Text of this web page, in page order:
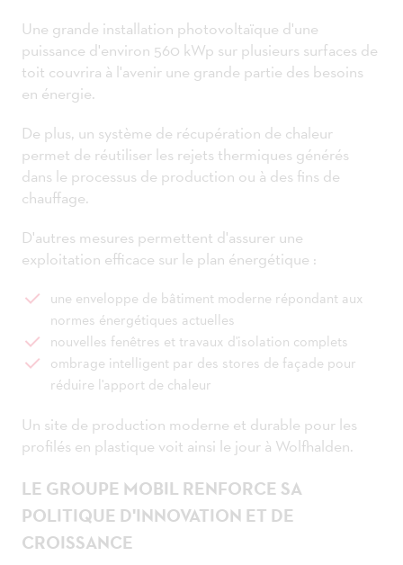
Une grande installation photovoltaïque d'une
puissance d'environ 560 kWp sur plusieurs surfaces de
toit couvrira à l'avenir une grande partie des besoins
en énergie.
De plus, un système de récupération de chaleur
permet de réutiliser les rejets thermiques générés
dans le processus de production ou à des fins de
chauffage.
D'autres mesures permettent d'assurer une
exploitation efficace sur le plan énergétique :
une enveloppe de bâtiment moderne répondant aux
normes énergétiques actuelles
nouvelles fenêtres et travaux d'isolation complets
ombrage intelligent par des stores de façade pour
réduire l'apport de chaleur
Un site de production moderne et durable pour les
profilés en plastique voit ainsi le jour à Wolfhalden.
LE GROUPE MOBIL RENFORCE SA
POLITIQUE D'INNOVATION ET DE
CROISSANCE